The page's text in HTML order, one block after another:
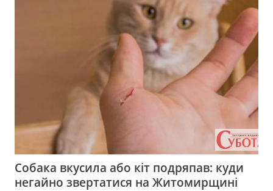
Собака вкусила або кіт подряпав: куди
негайно звертатися на Житомирщині